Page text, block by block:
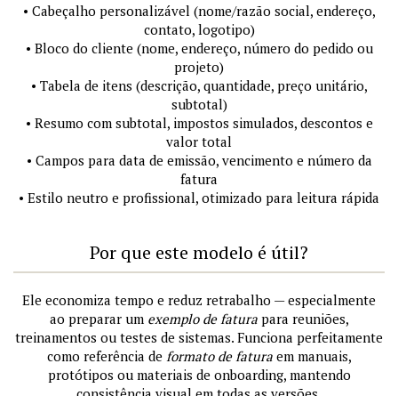
• Cabeçalho personalizável (nome/razão social, endereço,
contato, logotipo)
• Bloco do cliente (nome, endereço, número do pedido ou
projeto)
• Tabela de itens (descrição, quantidade, preço unitário,
subtotal)
• Resumo com subtotal, impostos simulados, descontos e
valor total
• Campos para data de emissão, vencimento e número da
fatura
• Estilo neutro e profissional, otimizado para leitura rápida
Por que este modelo é útil?
Ele economiza tempo e reduz retrabalho — especialmente
ao preparar um exemplo de faturapara reuniões,
treinamentos ou testes de sistemas. Funciona perfeitamente
como referência de formato de faturaem manuais,
protótipos ou materiais de onboarding, mantendo